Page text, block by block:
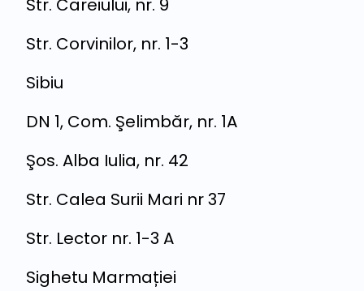
Str. Careiului, nr. 9
Str. Corvinilor, nr. 1-3
Sibiu
DN 1, Com. Şelimbăr, nr. 1A
Şos. Alba Iulia, nr. 42
Str. Calea Surii Mari nr 37
Str. Lector nr. 1-3 A
Sighetu Marmației